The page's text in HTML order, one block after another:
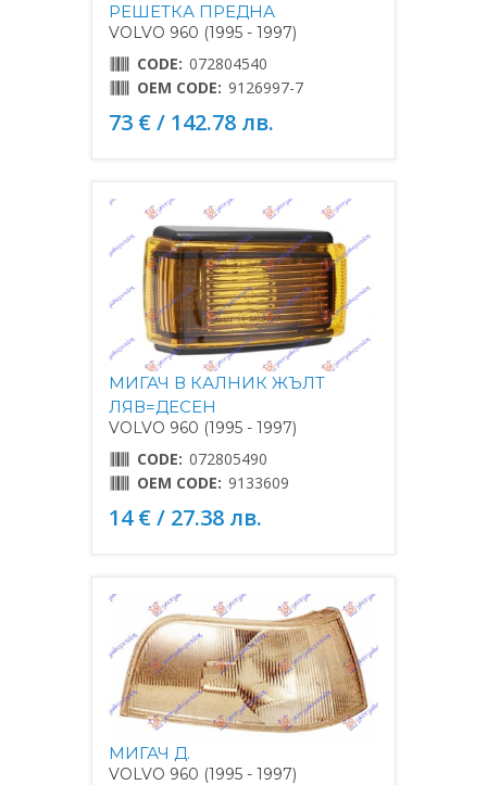
РЕШЕТКА ПРЕДНА
VOLVO 960 (1995 - 1997)
CODE: 072804540
OEM CODE: 9126997-7
73 € / 142.78 лв.
МИГАЧ В КАЛНИК ЖЪЛТ
ЛЯВ=ДЕСЕН
VOLVO 960 (1995 - 1997)
CODE: 072805490
OEM CODE: 9133609
14 € / 27.38 лв.
МИГАЧ Д.
VOLVO 960 (1995 - 1997)